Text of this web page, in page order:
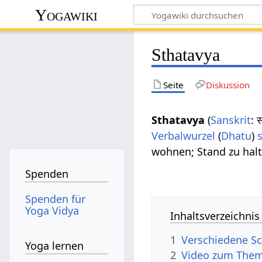
Yogawiki
Sthatavya
Seite Diskussion
Sthatavya (Sanskrit:
Verbalwurzel (Dhatu)
wohnen; Stand zu
Inhaltsverzeichnis
1 Verschiedene
2 Video zum
Spenden
Spenden für
Yoga Vidya
Yoga lernen